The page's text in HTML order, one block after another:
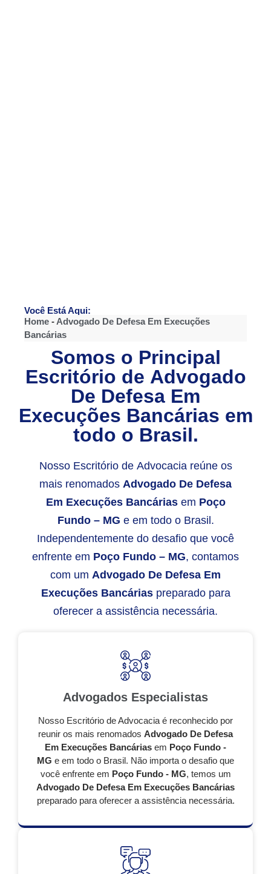
Você Está Aqui:
Home - Advogado De Defesa Em Execuções
Bancárias
Somos o Principal
Escritório de Advogado
De Defesa Em
Execuções Bancárias em
todo o Brasil.
Nosso Escritório de Advocacia reúne os
mais renomados Advogado De Defesa
Em Execuções Bancáriasem Poço
Fundo – MG e em todo o Brasil.
Independentemente do desafio que você
enfrente em Poço Fundo – MG, contamos
com um Advogado De Defesa Em
Execuções Bancáriaspreparado para
oferecer a assistência necessária.
Advogados Especialistas
Nosso Escritório de Advocacia é reconhecido por
reunir os mais renomados Advogado De Defesa
Em Execuções Bancárias em Poço Fundo -
MG e em todo o Brasil. Não importa o desafio que
você enfrente em Poço Fundo - MG, temos um
Advogado De Defesa Em Execuções Bancárias
preparado para oferecer a assistência necessária.